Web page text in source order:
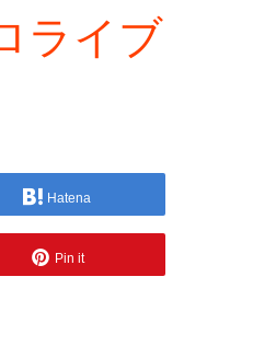
ライブ
Hatena
Pin it